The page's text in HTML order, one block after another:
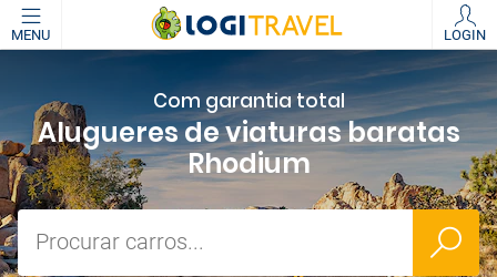
MENU LOGIN
Com garantia total
Alugueres de viaturas baratas
Rhodium
Procurar carros...